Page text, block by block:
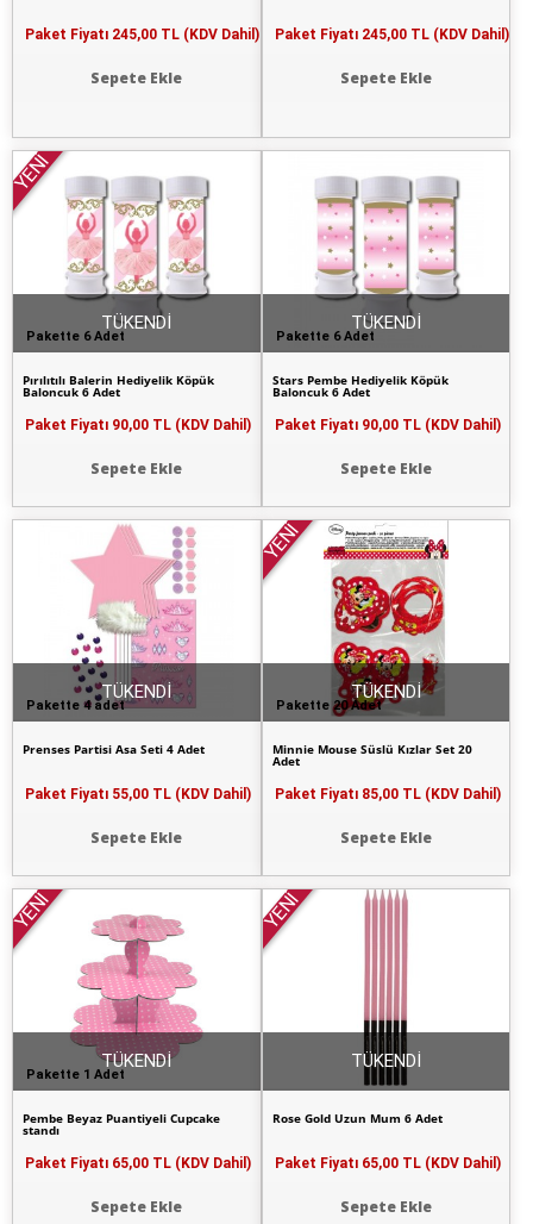
Paket Fiyatı 245,00 TL (KDV Dahil)
Sepete Ekle
Paket Fiyatı 245,00 TL (KDV Dahil)
Sepete Ekle
Pakette 6 Adet
YENİ
Pırılıtılı Balerin Hediyelik Köpük
Baloncuk 6 Adet
Paket Fiyatı 90,00 TL (KDV Dahil)
Sepete Ekle
TÜKENDİ
Pakette 6 Adet
Stars Pembe Hediyelik Köpük
Baloncuk 6 Adet
Paket Fiyatı 90,00 TL (KDV Dahil)
Sepete Ekle
TÜKENDİ
Pakette 4 adet
Prenses Partisi Asa Seti 4 Adet
Paket Fiyatı 55,00 TL (KDV Dahil)
Sepete Ekle
TÜKENDİ
Pakette 20 Adet
YENİ
Minnie Mouse Süslü Kızlar Set 20
Adet
Paket Fiyatı 85,00 TL (KDV Dahil)
Sepete Ekle
TÜKENDİ
Pakette 1 Adet
YENİ
Pembe Beyaz Puantiyeli Cupcake
standı
Paket Fiyatı 65,00 TL (KDV Dahil)
Sepete Ekle
TÜKENDİ
YENİ
Rose Gold Uzun Mum 6 Adet
Paket Fiyatı 65,00 TL (KDV Dahil)
Sepete Ekle
TÜKENDİ